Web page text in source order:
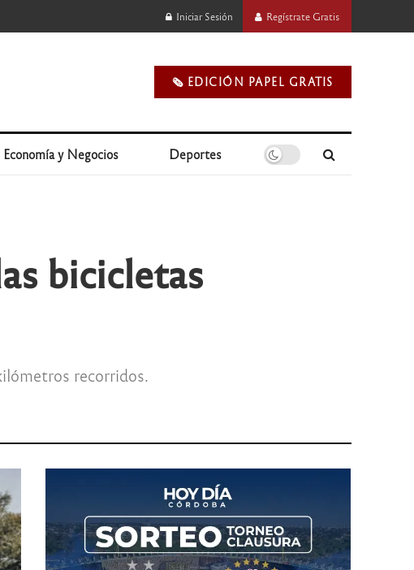
Iniciar Sesión Regístrate Gratis
🗞️ EDICIÓN PAPEL GRATIS
Economía y Negocios Deportes
bicicletas
recorridos.